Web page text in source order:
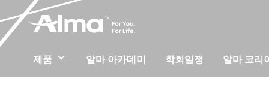
제품 알마 아카데미 학회일정 알마 코리